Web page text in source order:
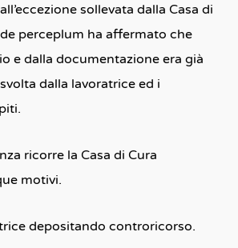
sollevata dalla Casa di
perceplum ha affermato che
e dalla documentazione era già
dalla lavoratrice ed i
ricorre la Casa di Cura
motivi.
depositando controricorso.